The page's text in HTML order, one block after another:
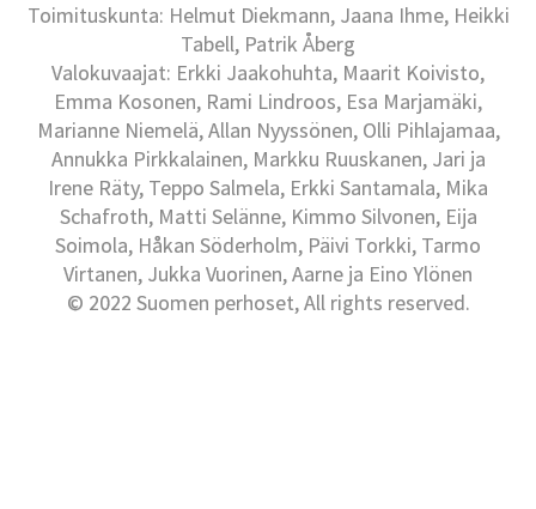
Toimituskunta: Helmut Diekmann, Jaana Ihme, Heikki
Tabell, Patrik Åberg
Valokuvaajat: Erkki Jaakohuhta, Maarit Koivisto,
Emma Kosonen, Rami Lindroos, Esa Marjamäki,
Marianne Niemelä, Allan Nyyssönen, Olli Pihlajamaa,
Annukka Pirkkalainen, Markku Ruuskanen, Jari ja
Irene Räty, Teppo Salmela, Erkki Santamala, Mika
Schafroth, Matti Selänne, Kimmo Silvonen, Eija
Soimola, Håkan Söderholm, Päivi Torkki, Tarmo
Virtanen, Jukka Vuorinen, Aarne ja Eino Ylönen
© 2022 Suomen perhoset, All rights reserved.